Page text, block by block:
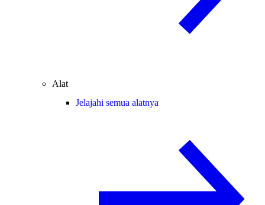
Alat
Jelajahi semua alatnya